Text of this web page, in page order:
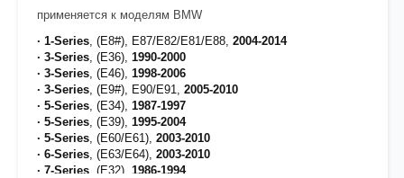
применяется к моделям BMW
· 1-Series , (E8#), E87/E82/E81/E88, 2004-2014
· 3-Series , (E36), 1990-2000
· 3-Series , (E46), 1998-2006
· 3-Series , (E9#), E90/E91, 2005-2010
· 5-Series , (E34), 1987-1997
· 5-Series , (E39), 1995-2004
· 5-Series , (E60/E61), 2003-2010
· 6-Series , (E63/E64), 2003-2010
· 7-Series , (E32), 1986-1994